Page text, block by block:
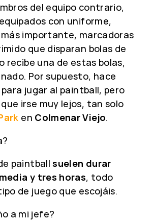
del equipo contrario,
con uniforme,
más importante, marcadoras
que disparan bolas de
recibe una de estas bolas,
Por supuesto, hace
jugar al paintball, pero
irse muy lejos, tan solo
en Colmenar Viejo.
paintball suelen durar
y tres horas, todo
de juego que escojáis.
a mi jefe?